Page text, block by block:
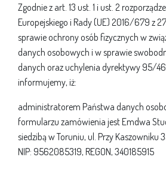
Zgodnie z art. 13 ust. 1 i ust. 2
Europejskiego i Rady (UE) 2016/679 z
sprawie ochrony osób fizycznych w
danych osobowych i w sprawie
danych oraz uchylenia dyrektywy 95/
informujemy, iż:
administratorem Państwa danych
formularzu zamówienia jest Emdwa
siedzibą w Toruniu, ul. Przy Kaszowniku
NIP: 9562085319, REGON, 340185915